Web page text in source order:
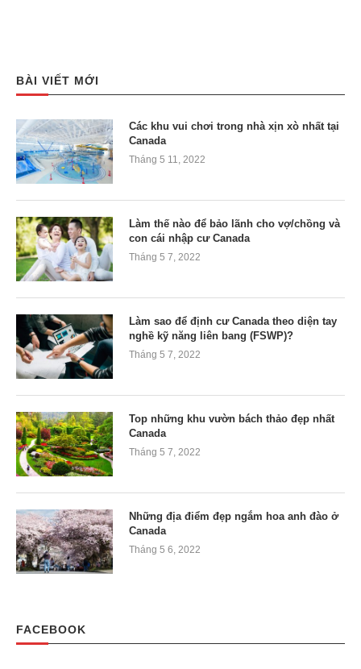
BÀI VIẾT MỚI
Các khu vui chơi trong nhà xịn xò nhất tại
Canada
Tháng 5 11, 2022
Làm thế nào để bảo lãnh cho vợ/chồng và
con cái nhập cư Canada
Tháng 5 7, 2022
Làm sao để định cư Canada theo diện tay
nghề kỹ năng liên bang (FSWP)?
Tháng 5 7, 2022
Top những khu vườn bách thảo đẹp nhất
Canada
Tháng 5 7, 2022
Những địa điểm đẹp ngắm hoa anh đào ở
Canada
Tháng 5 6, 2022
FACEBOOK